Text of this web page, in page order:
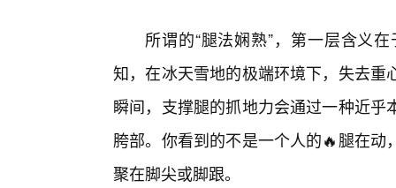
所谓的“腿法娴熟”，第一层含义
知，在冰天雪地的极端环境下，失去
瞬间，支撑腿的抓地力会通过一种近
胯部。你看到的不是一个人的🔥腿在
聚在脚尖或脚跟。